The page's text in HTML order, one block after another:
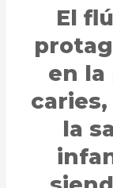
El
en la
la